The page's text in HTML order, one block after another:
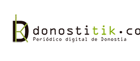
contenido